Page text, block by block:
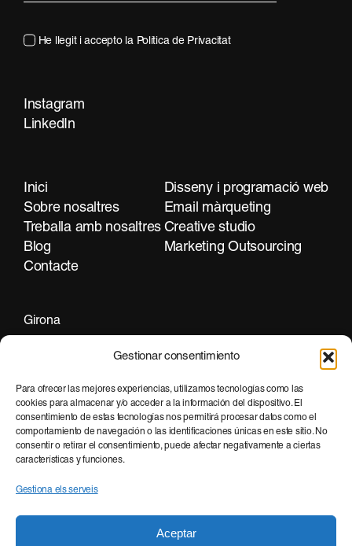
Gestionar consentimiento
Para ofrecer las mejores experiencias, utilizamos tecnologías como las
cookies para almacenar y/o acceder a la información del dispositivo. El
consentimiento de estas tecnologías nos permitirá procesar datos como el
comportamiento de navegación o las identificaciones únicas en este sitio. No
consentir o retirar el consentimiento, puede afectar negativamente a ciertas
características y funciones.
Gestiona els serveis
Aceptar
He llegit i accepto la Política de Privacitat
Instagram
LinkedIn
Inici
Sobre nosaltres
Treballa amb nosaltres
Blog
Contacte
Disseny i programació web
Email màrqueting
Creative studio
Marketing Outsourcing
Girona
Barcelona
+34 935 951 500